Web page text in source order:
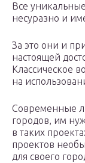
Все
несуразно и
За это они и
настоящей
Классическое
на
Современные
городов, им
в таких
проектов
для своего